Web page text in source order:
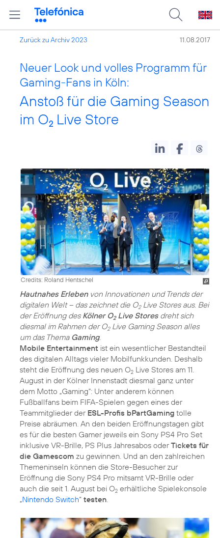
Zurück zu Archiv 2023 11.08.2017
Neuer Look und volles Programm für
Gaming-Fans in Köln:
Anstoß für die Gaming Season
im O2 Live Store
Credits: Roland Hentschel
Hautnahes Erlebenvon Innovationen und Trends der
digitalen Welt – das zeichnet die O2Live Stores aus. Bei
der Eröffnung des Kölner O2Live Storesdreht sich
diesmal im Rahmen der O2Live Gaming Season alles
um das Thema Gaming.
Mobile Entertainment ist ein wesentlicher Bestandteil
des digitalen Alltags vieler Mobilfunkkunden. Deshalb
steht die Eröffnung des neuen O2 Live Stores am 11.
August in der Kölner Innenstadt diesmal ganz unter
dem Motto „Gaming“: Unter anderem können
Fußballfans beim FIFA-Spielen gegen eines der
Teammitglieder der ESL-Profis bPartGaming tolle
Preise abräumen. An den beiden Eröffnungstagen gibt
es für die besten Gamer jeweils ein Sony PS4 Pro Set
inklusive VR-Brille, PS Plus Jahresabos oderTickets für
die Gamescom zu gewinnen. Und an den zahlreichen
Themeninseln können die Store-Besucher zur
Eröffnung die Sony PS4 Pro mitsamt VR-Brille oder
auch die seit 1. August bei O2 erhältliche Spielekonsole
„Nintendo Switch“ testen